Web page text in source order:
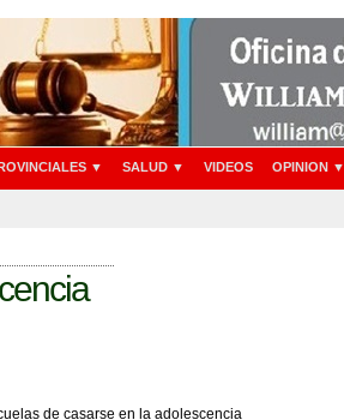
▼ SALUD ▼ VIDEOS OPINION ▼